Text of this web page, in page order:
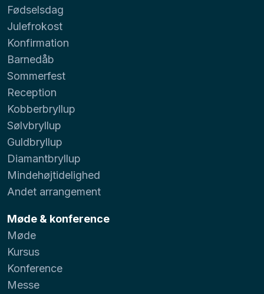
Fødselsdag
Julefrokost
Konfirmation
Barnedåb
Sommerfest
Reception
Kobberbryllup
Sølvbryllup
Guldbryllup
Diamantbryllup
Mindehøjtidelighed
Andet arrangement
Møde & konference
Møde
Kursus
Konference
Messe